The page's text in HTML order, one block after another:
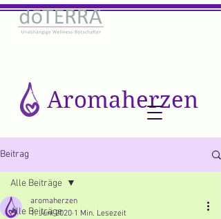
Aromaherzen
Beitrag
Alle Beiträge
Alle Beiträge
aromaherzen
1. Juni 2020 1 Min. Lesezeit